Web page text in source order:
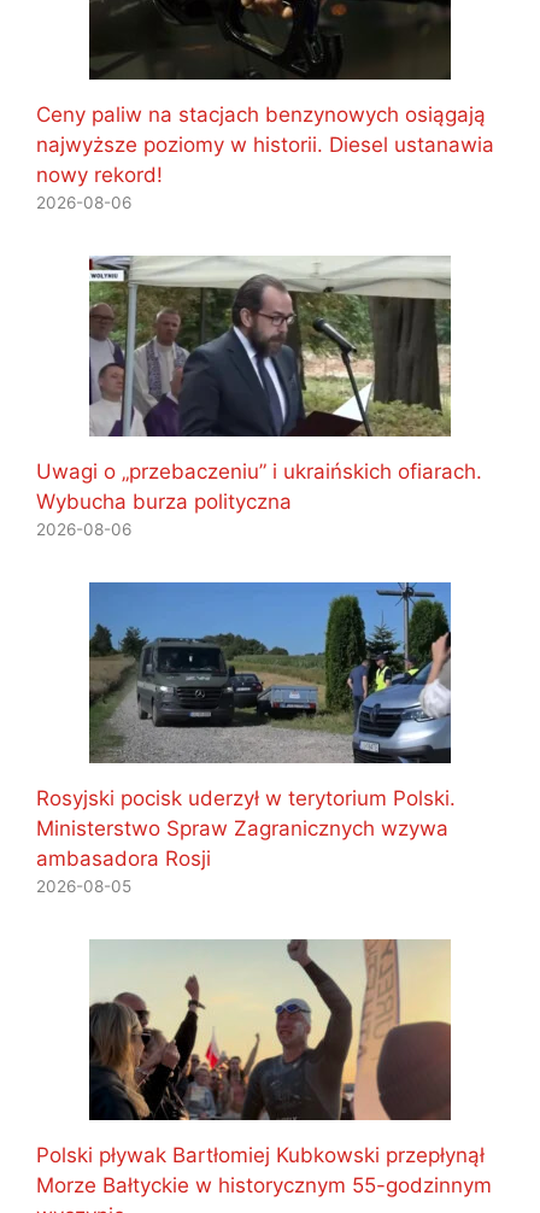
Ceny paliw na stacjach benzynowych osiągają
najwyższe poziomy w historii. Diesel ustanawia
nowy rekord!
2026-08-06
Uwagi o „przebaczeniu” i ukraińskich ofiarach.
Wybucha burza polityczna
2026-08-06
Rosyjski pocisk uderzył w terytorium Polski.
Ministerstwo Spraw Zagranicznych wzywa
ambasadora Rosji
2026-08-05
Polski pływak Bartłomiej Kubkowski przepłynął
Morze Bałtyckie w historycznym 55-godzinnym